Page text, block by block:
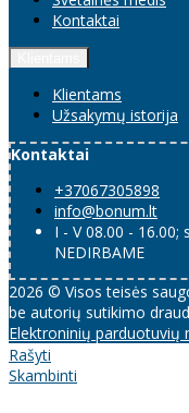
Kontaktai
Klientams
Užsakymų istorija
Kontaktai
+37067305898
info@bonum.lt
I - V 08.00 -
NEDIRBAME
2026 © Visos teisės
be autorių sutikimo
Elektroninių parduotuvių
Rašyti
Skambinti